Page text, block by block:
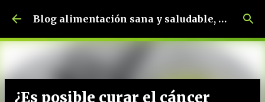
Ir al contenido principal Blog alimentación sana y saludable, dietética y nutrición, dietista-nutricionista.
¿Es posible curar el cáncer